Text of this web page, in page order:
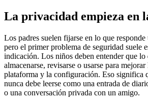
La privacidad empieza en
Los padres suelen fijarse en lo que
pero el primer problema de seguridad suele
indicación. Los niños deben entender que lo
almacenarse, revisarse o usarse para
plataforma y la configuración. Eso significa
nunca debe leerse como una entrada de
o una conversación privada con un amigo.